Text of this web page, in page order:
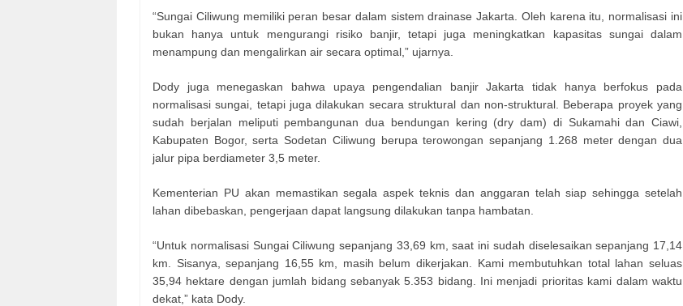
“Sungai Ciliwung memiliki peran besar dalam sistem drainase Jakarta. Oleh karena itu, normalisasi ini
bukan hanya untuk mengurangi risiko banjir, tetapi juga meningkatkan kapasitas sungai dalam
menampung dan mengalirkan air secara optimal,” ujarnya.
Dody juga menegaskan bahwa upaya pengendalian banjir Jakarta tidak hanya berfokus pada
normalisasi sungai, tetapi juga dilakukan secara struktural dan non-struktural. Beberapa proyek yang
sudah berjalan meliputi pembangunan dua bendungan kering (dry dam) di Sukamahi dan Ciawi,
Kabupaten Bogor, serta Sodetan Ciliwung berupa terowongan sepanjang 1.268 meter dengan dua
jalur pipa berdiameter 3,5 meter.
Kementerian PU akan memastikan segala aspek teknis dan anggaran telah siap sehingga setelah
lahan dibebaskan, pengerjaan dapat langsung dilakukan tanpa hambatan.
“Untuk normalisasi Sungai Ciliwung sepanjang 33,69 km, saat ini sudah diselesaikan sepanjang 17,14
km. Sisanya, sepanjang 16,55 km, masih belum dikerjakan. Kami membutuhkan total lahan seluas
35,94 hektare dengan jumlah bidang sebanyak 5.353 bidang. Ini menjadi prioritas kami dalam waktu
dekat,” kata Dody.